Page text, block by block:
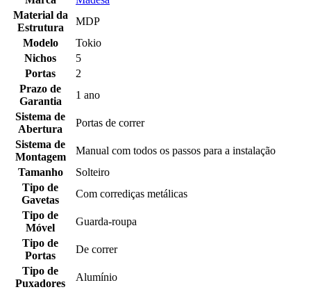
Material da
Estrutura
MDP
Modelo
Tokio
Nichos
5
Portas
2
Prazo de
Garantia
1 ano
Sistema de
Abertura
Portas de correr
Sistema de
Montagem
Manual com todos os passos para a instalação
Tamanho
Solteiro
Tipo de
Gavetas
Com corrediças metálicas
Tipo de
Móvel
Guarda-roupa
Tipo de
Portas
De correr
Tipo de
Puxadores
Alumínio